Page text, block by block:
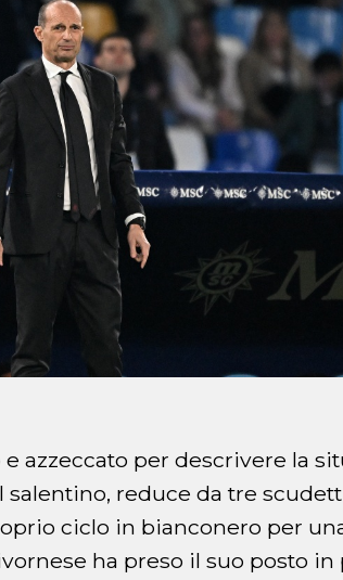
azzeccato per descrivere la
salentino, reduce da tre
ciclo in bianconero per
ha preso il suo posto in